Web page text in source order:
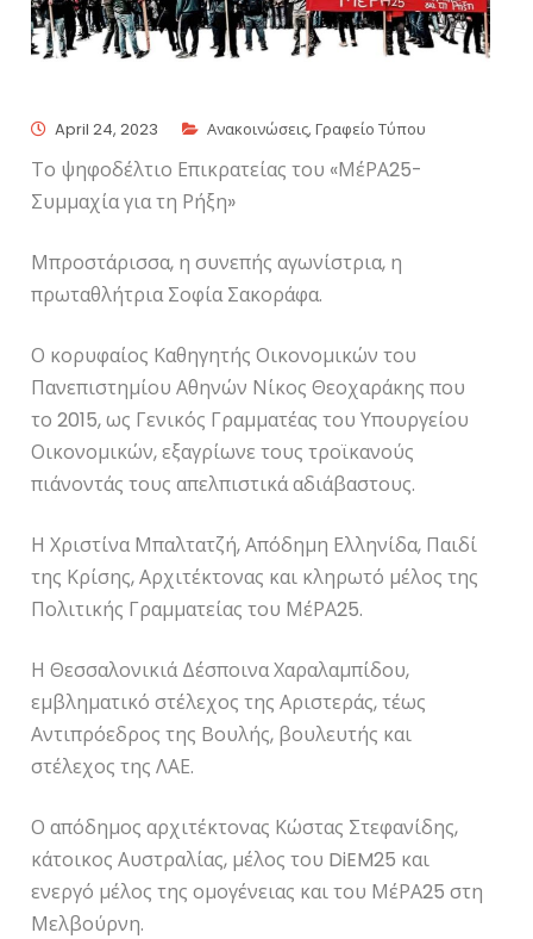
April 24, 2023 Ανακοινώσεις,Γραφείο Τύπου
Το ψηφοδέλτιο Επικρατείας του «ΜέΡΑ25-
Συμμαχία για τη Ρήξη»
Μπροστάρισσα, η συνεπής αγωνίστρια, η
πρωταθλήτρια Σοφία Σακοράφα.
Ο κορυφαίος Καθηγητής Οικονομικών του
Πανεπιστημίου Αθηνών Νίκος Θεοχαράκης που
το 2015, ως Γενικός Γραμματέας του Υπουργείου
Οικονομικών, εξαγρίωνε τους τροϊκανούς
πιάνοντάς τους απελπιστικά αδιάβαστους.
Η Χριστίνα Μπαλτατζή, Απόδημη Ελληνίδα, Παιδί
της Κρίσης, Αρχιτέκτονας και κληρωτό μέλος της
Πολιτικής Γραμματείας του ΜέΡΑ25.
Η Θεσσαλονικιά Δέσποινα Χαραλαμπίδου,
εμβληματικό στέλεχος της Αριστεράς, τέως
Αντιπρόεδρος της Βουλής, βουλευτής και
στέλεχος της ΛΑΕ.
Ο απόδημος αρχιτέκτονας Κώστας Στεφανίδης,
κάτοικος Αυστραλίας, μέλος του DiEM25 και
ενεργό μέλος της ομογένειας και του ΜέΡΑ25 στη
Μελβούρνη.